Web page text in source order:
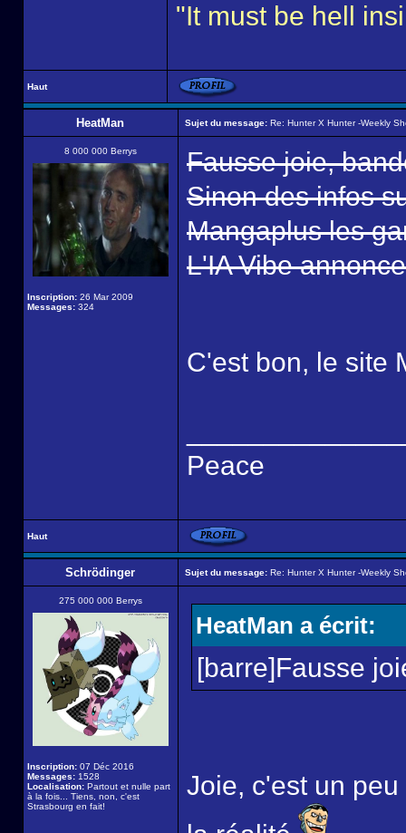
"It must be hell
Haut
HeatMan Sujet du message: Re: Hunter X Hunter -Weekly
8 000 000 Berrys
Inscription: 26 Mar 2009
Messages: 324
Fausse joie,
Sinon des infos
Mangaplus les
L'IA Vibe
C'est bon, le site
Peace
Haut
Schrödinger Sujet du message: Re: Hunter X Hunter -Weekly
275 000 000 Berrys
Inscription: 07 Déc 2016
Messages: 1528
Localisation: Partout et nulle part
à la fois... Tiens, non, c'est
Strasbourg en fait!
HeatMan a écrit:
[barre]Fausse
Joie, c'est un